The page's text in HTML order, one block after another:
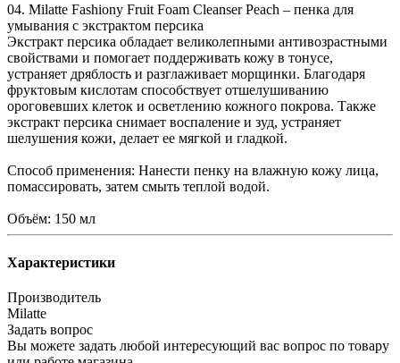
04. Milatte Fashiony Fruit Foam Cleanser Peach – пенка для
умывания с экстрактом персика
Экстракт персика обладает великолепными антивозрастными
свойствами и помогает поддерживать кожу в тонусе,
устраняет дряблость и разглаживает морщинки. Благодаря
фруктовым кислотам способствует отшелушиванию
ороговевших клеток и осветлению кожного покрова. Также
экстракт персика снимает воспаление и зуд, устраняет
шелушения кожи, делает ее мягкой и гладкой.
Способ применения: Нанести пенку на влажную кожу лица,
помассировать, затем смыть теплой водой.
Объём: 150 мл
Характеристики
Производитель
Milatte
Задать вопрос
Вы можете задать любой интересующий вас вопрос по товару